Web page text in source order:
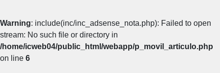
Warning: include(inc/inc_adsense_nota.php): Failed to open
stream: No such file or directory in
/home/icweb04/public_html/webapp/p_movil_articulo.php
on line 6